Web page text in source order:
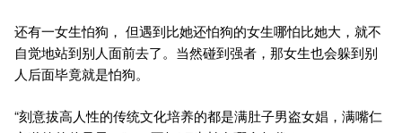
还有一女生怕狗， 但遇到比她还怕狗的女生哪怕比她大，就不
自觉地站到别人面前去了。当然碰到强者，那女生也会躲到别
人后面毕竟就是怕狗。
“刻意拔高人性的传统文化培养的都是满肚子男盗女娼，满嘴仁